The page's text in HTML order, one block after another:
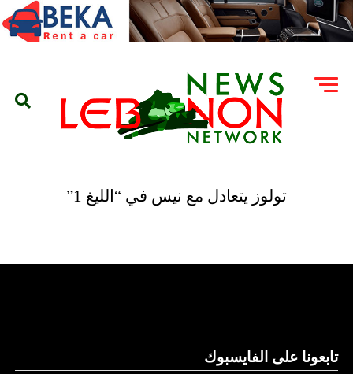
تولوز يتعادل مع نيس في “الليغ 1”
تابعونا على الفايسبوك